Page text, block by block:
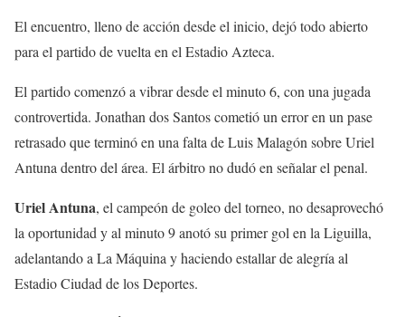
El encuentro, lleno de acción desde el inicio, dejó todo abierto
para el partido de vuelta en el Estadio Azteca.
El partido comenzó a vibrar desde el minuto 6, con una jugada
controvertida. Jonathan dos Santos cometió un error en un pase
retrasado que terminó en una falta de Luis Malagón sobre Uriel
Antuna dentro del área. El árbitro no dudó en señalar el penal.
Uriel Antuna, el campeón de goleo del torneo, no desaprovechó
la oportunidad y al minuto 9 anotó su primer gol en la Liguilla,
adelantando a La Máquina y haciendo estallar de alegría al
Estadio Ciudad de los Deportes.